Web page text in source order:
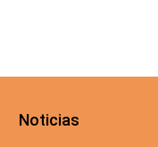
Noticias